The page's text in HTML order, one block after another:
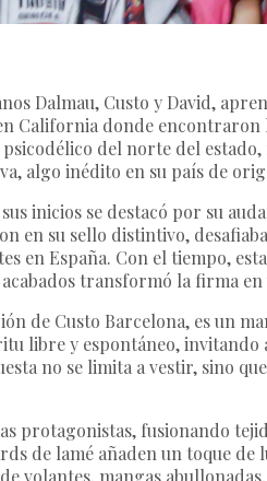
Dalmau, Custo y David,
California donde
del norte del
algo inédito en su país de
inicios se destacó por su
en su sello distintivo,
en España. Con el tiempo,
transformó la firma
de Custo Barcelona, ​​es un
libre y espontáneo,
no se limita a vestir, sino
protagonistas, fusionando
de lamé añaden un toque
volantes, mangas